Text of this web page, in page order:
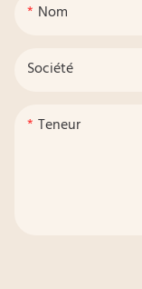
Nom
Société
Teneur